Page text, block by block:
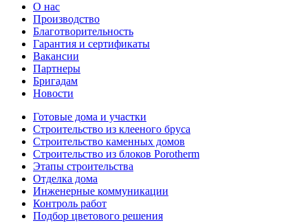
О нас
Производство
Благотворительность
Гарантия и сертификаты
Вакансии
Партнеры
Бригадам
Новости
Готовые дома и участки
Строительство из клееного бруса
Строительство каменных домов
Строительство из блоков Porotherm
Этапы строительства
Отделка дома
Инженерные коммуникации
Контроль работ
Подбор цветового решения